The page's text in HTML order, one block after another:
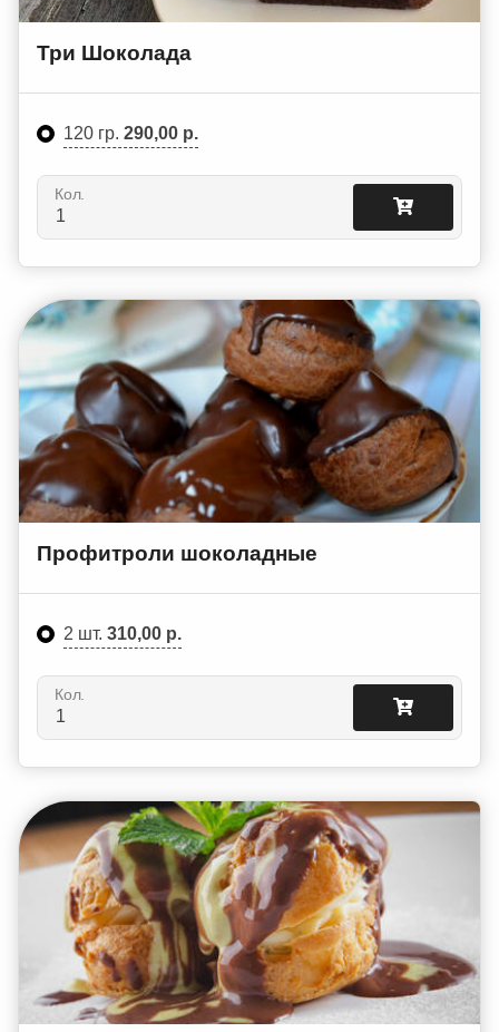
Три Шоколада
120 гр. 290,00 р.
Кол.
Профитроли шоколадные
2 шт. 310,00 р.
Кол.